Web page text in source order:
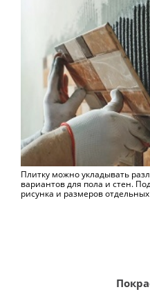
Плитку можно укладывать
вариантов для пола и стен.
рисунка и размеров